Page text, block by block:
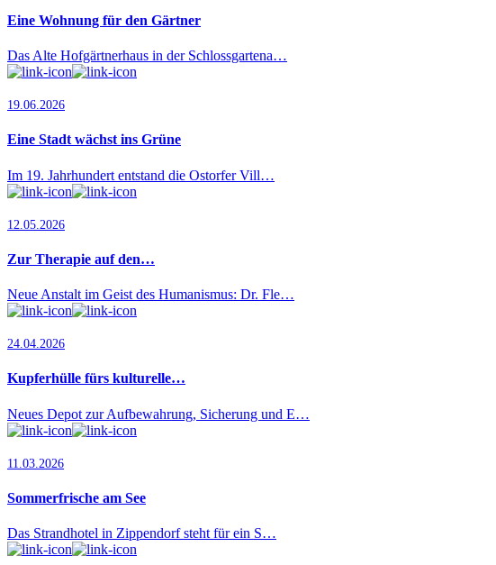
Eine Wohnung für den Gärtner
Das Alte Hofgärtnerhaus in der Schlossgartena…
19.06.2026
Eine Stadt wächst ins Grüne
Im 19. Jahrhundert entstand die Ostorfer Vill…
12.05.2026
Zur Therapie auf den…
Neue Anstalt im Geist des Humanismus: Dr. Fle…
24.04.2026
Kupferhülle fürs kulturelle…
Neues Depot zur Aufbewahrung, Sicherung und E…
11.03.2026
Sommerfrische am See
Das Strandhotel in Zippendorf steht für ein S…